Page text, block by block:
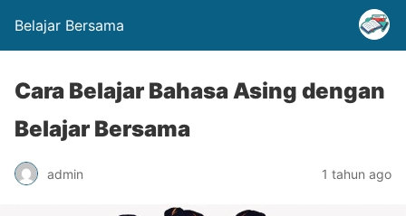
Belajar Bersama
Cara Belajar Bahasa Asing dengan
Belajar Bersama
admin 1 tahun ago